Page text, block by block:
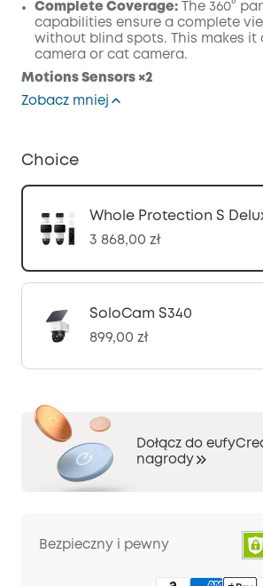
Complete Coverage: The 360°
capabilities ensure a complete
without blind spots. This makes it
camera or cat camera.
Motions Sensors ×2
Zobacz mniej
Choice
Whole Protection S
3 868,00 zł
SoloCam S340
899,00 zł
Dołącz do
nagrody
Bezpieczny i pewny